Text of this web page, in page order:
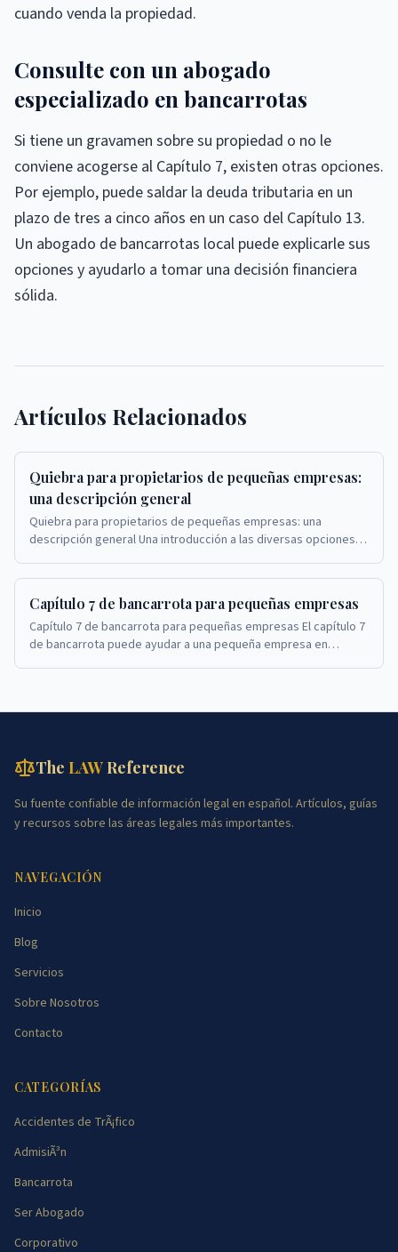
cuando venda la propiedad.
Consulte con un abogado
especializado en bancarrotas
Si tiene un gravamen sobre su propiedad o no le
conviene acogerse al Capítulo 7, existen otras opciones.
Por ejemplo, puede saldar la deuda tributaria en un
plazo de tres a cinco años en un caso del Capítulo 13.
Un abogado de bancarrotas local puede explicarle sus
opciones y ayudarlo a tomar una decisión financiera
sólida.
Artículos Relacionados
Quiebra para propietarios de pequeñas empresas:
una descripción general
Quiebra para propietarios de pequeñas empresas: una
descripción general Una introducción a las diversas opciones
Capítulo 7 de bancarrota para pequeñas empresas
Capítulo 7 de bancarrota para pequeñas empresas El capítulo 7
de bancarrota puede ayudar a una pequeña empresa en
The LAWReference
Su fuente confiable de información legal en español. Artículos, guías
y recursos sobre las áreas legales más importantes.
NAVEGACIÓN
Inicio
Blog
Servicios
Sobre Nosotros
Contacto
CATEGORÍAS
Accidentes de TrÃ¡fico
AdmisiÃ³n
Bancarrota
Ser Abogado
Corporativo